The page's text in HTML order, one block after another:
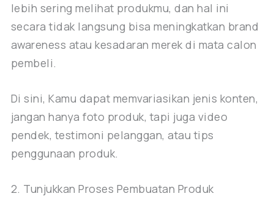
lebih sering melihat produkmu, dan hal ini
secara tidak langsung bisa meningkatkan brand
awareness atau kesadaran merek di mata calon
pembeli.
Di sini, Kamu dapat memvariasikan jenis konten,
jangan hanya foto produk, tapi juga video
pendek, testimoni pelanggan, atau tips
penggunaan produk.
2. Tunjukkan Proses Pembuatan Produk